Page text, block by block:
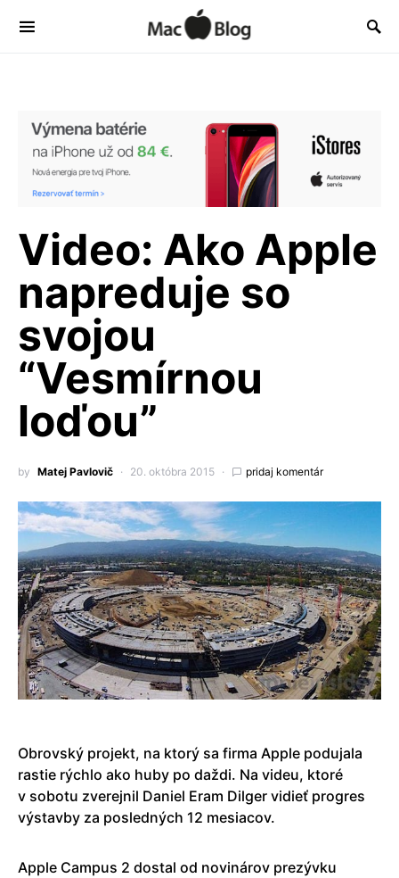
Video: Ako Apple
napreduje so
svojou
“Vesmírnou
loďou”
by Matej Pavlovič 20. októbra 2015 pridaj komentár
Obrovský projekt, na ktorý sa firma Apple podujala
rastie rýchlo ako huby po daždi. Na videu, ktoré
v sobotu zverejnil Daniel Eram Dilger vidieť progres
výstavby za posledných 12 mesiacov.
Apple Campus 2 dostal od novinárov prezývku